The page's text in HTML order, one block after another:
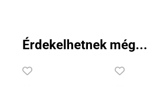
Érdekelhetnek még...